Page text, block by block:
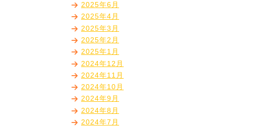
2025年6月
2025年4月
2025年3月
2025年2月
2025年1月
2024年12月
2024年11月
2024年10月
2024年9月
2024年8月
2024年7月